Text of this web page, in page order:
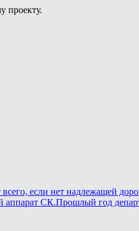
проекту.
если нет надлежащей
аппарат СК.Прошлый год